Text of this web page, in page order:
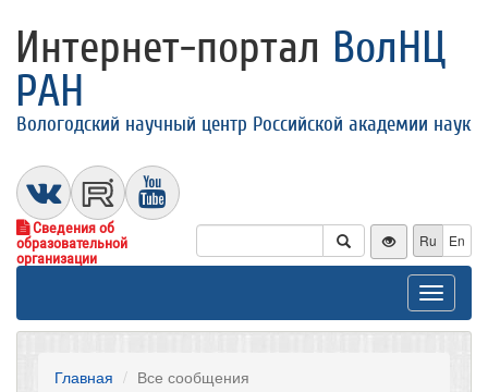
Интернет-портал ВолНЦ
РАН
Вологодский научный центр Российской академии наук
Сведения об
образовательной
организации
Ru En
Toggle
Главная Все сообщения